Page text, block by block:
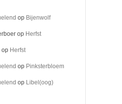
op Bijenwolf
op Herfst
op Herfst
op Pinksterbloem
op Libel(oog)